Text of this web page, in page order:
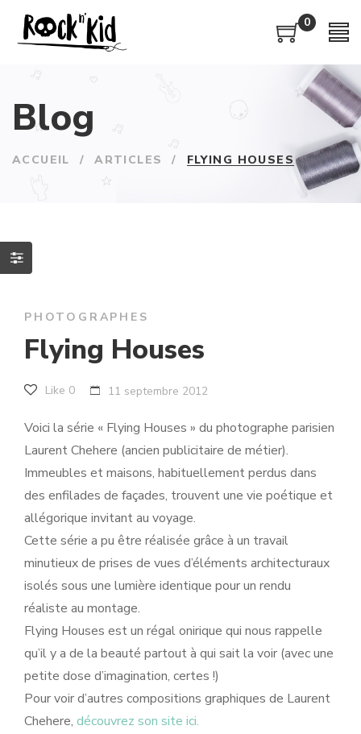
0
Blog
ACCUEIL / ARTICLES / FLYING HOUSES
PHOTOGRAPHES
Flying Houses
Like 0 11 septembre 2012
Voici la série « Flying Houses » du photographe parisien
Laurent Chehere (ancien publicitaire de métier).
Immeubles et maisons, habituellement perdus dans
des enfilades de façades, trouvent une vie poétique et
allégorique invitant au voyage.
Cette série a pu être réalisée grâce à un travail
minutieux de prises de vues d’éléments architecturaux
isolés sous une lumière identique pour un rendu
réaliste au montage.
Flying Houses est un régal onirique qui nous rappelle
qu’il y a de la beauté partout à qui sait la voir (avec une
petite dose d’imagination, certes !)
Pour voir d’autres compositions graphiques de Laurent
Chehere, découvrez son site ici.